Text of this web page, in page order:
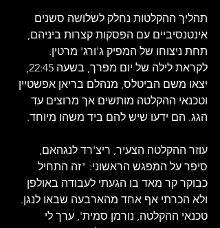
תהליך ההקלטות נחלק לשלושה סשנים
אינטנסיביים עם הפסקות קצרות ביניהם,
תחת ניצוחו של המפיק ג'ורג' מרטין.
יצאו משם הביטלס, מנהלם בריאן אפשטיין
וטכנאי ההקלטה מותשים אך מרוצים עד
הגג. הם ידעו שיש להם ביד משהו מיוחד.
עוזר ההקלטה הצעיר, ריצ'רד לנגהאם,
סיפר על המפגש הראשוני: "זה התחיל
כבוקר קר מאד בו הגעתי לעבודה באולפן
ולא הכרתי אף אחד מהארבעה שבאו לנגן.
טכנאי ההקלטה, נורמן סמית', ערך לי